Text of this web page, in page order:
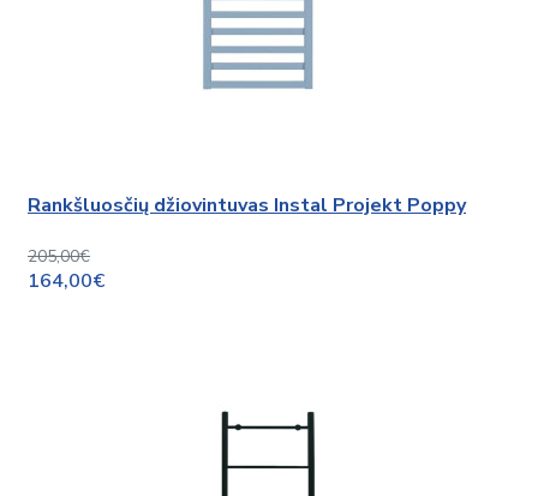
Rankšluosčių džiovintuvas Instal Projekt Poppy
205,00€
164,00€